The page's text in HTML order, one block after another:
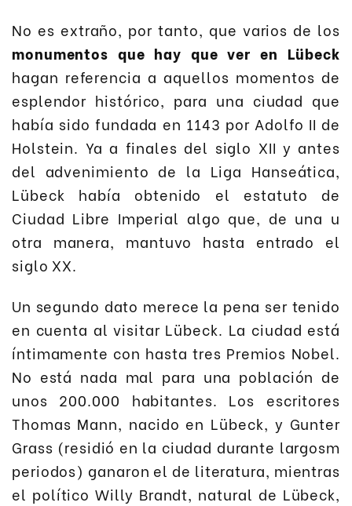
No es extraño, por tanto, que varios de los
monumentos que hay que ver en Lübeck
hagan referencia a aquellos momentos de
esplendor histórico, para una ciudad que
había sido fundada en 1143 por Adolfo II de
Holstein. Ya a finales del siglo XII y antes
del advenimiento de la Liga Hanseática,
Lübeck había obtenido el estatuto de
Ciudad Libre Imperial algo que, de una u
otra manera, mantuvo hasta entrado el
siglo XX.
Un segundo dato merece la pena ser tenido
en cuenta al visitar Lübeck. La ciudad está
íntimamente con hasta tres Premios Nobel.
No está nada mal para una población de
unos 200.000 habitantes. Los escritores
Thomas Mann, nacido en Lübeck, y Gunter
Grass (residió en la ciudad durante largosm
periodos) ganaron el de literatura, mientras
el político Willy Brandt, natural de Lübeck,